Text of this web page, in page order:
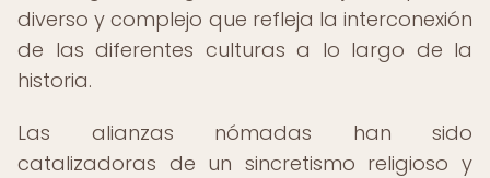
diverso y complejo que refleja la interconexión
de las diferentes culturas a lo largo de la
historia.
Las alianzas nómadas han sido
catalizadoras de un sincretismo religioso y